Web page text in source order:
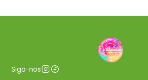
Siga-nos